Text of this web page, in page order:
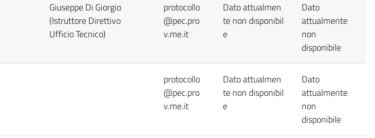
Giuseppe Di Giorgio
(Istruttore Direttivo
Ufficio Tecnico)
protocollo
@pec.pro
v.me.it
Dato attualmen
te non disponibil
e
Dato
attualmente
non
disponibile
protocollo
@pec.pro
v.me.it
Dato attualmen
te non disponibil
e
Dato
attualmente
non
disponibile